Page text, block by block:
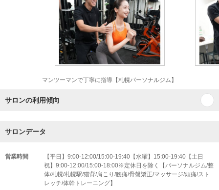
マンツーマンで丁寧に指導【札幌パーソナルジム】
サロンの利用傾向
サロンデータ
営業時間
【平日】9:00-12:00/15:00-19:40【水曜】15:00-19:40【土日
祝】9:00-12:00/15:00-18:00※定休日を除く【パーソナルジム/整
体/札幌/札幌駅/猫背/肩こり/腰痛/骨盤矯正/マッサージ/頭痛/スト
レッチ/体幹トレーニング】